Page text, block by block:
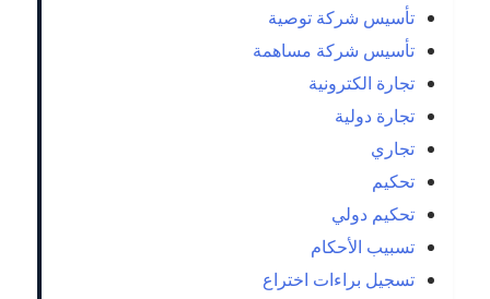
تأسيس شركة توصية
تأسيس شركة مساهمة
تجارة الكترونية
تجارة دولية
تجاري
تحكيم
تحكيم دولي
تسبيب الأحكام
تسجيل براءات اختراع